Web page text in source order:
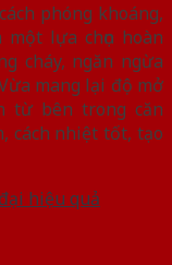
phóng khoáng,
lựa chọn hoàn
cháy, ngăn ngừa
mang lại độ mở
từ bên trong căn
cách nhiệt tốt, tạo